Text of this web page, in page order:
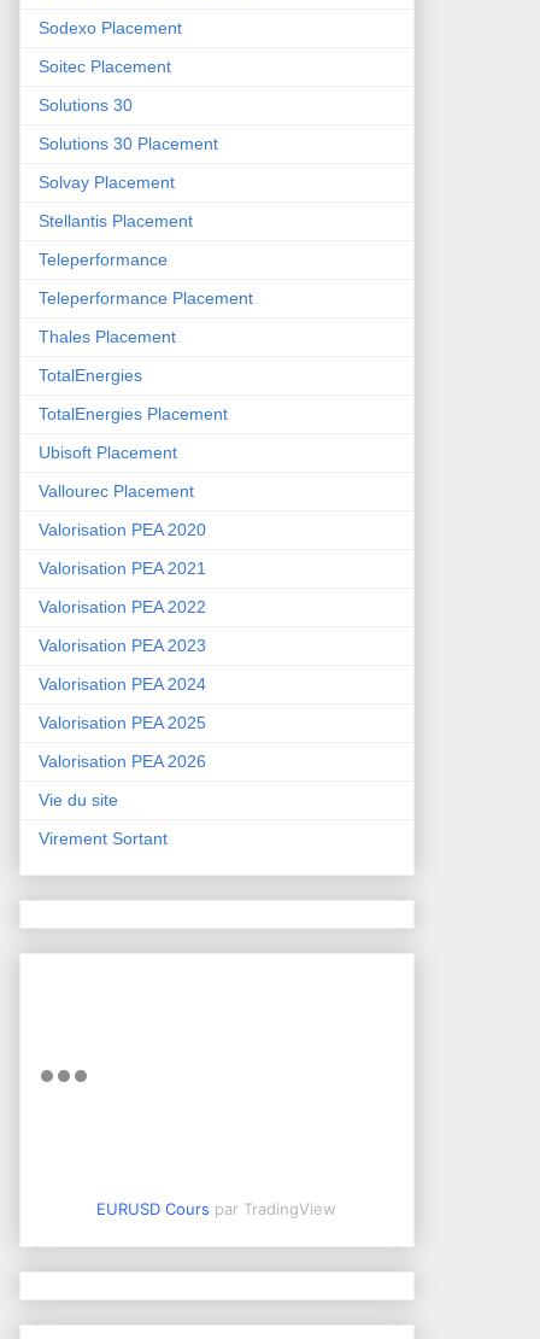
Sodexo Placement
Soitec Placement
Solutions 30
Solutions 30 Placement
Solvay Placement
Stellantis Placement
Teleperformance
Teleperformance Placement
Thales Placement
TotalEnergies
TotalEnergies Placement
Ubisoft Placement
Vallourec Placement
Valorisation PEA 2020
Valorisation PEA 2021
Valorisation PEA 2022
Valorisation PEA 2023
Valorisation PEA 2024
Valorisation PEA 2025
Valorisation PEA 2026
Vie du site
Virement Sortant
EURUSD Cours par TradingView